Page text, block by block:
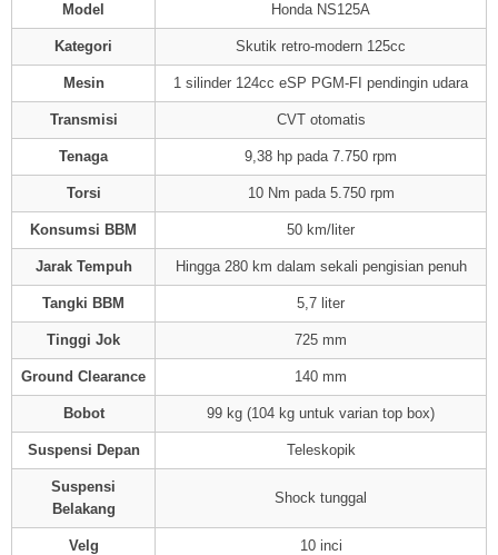
Model Honda NS125A
Kategori Skutik retro-modern 125cc
Mesin 1 silinder 124cc eSP PGM-FI pendingin udara
Transmisi CVT otomatis
Tenaga 9,38 hp pada 7.750 rpm
Torsi 10 Nm pada 5.750 rpm
Konsumsi BBM 50 km/liter
Jarak Tempuh Hingga 280 km dalam sekali pengisian penuh
Tangki BBM 5,7 liter
Tinggi Jok 725 mm
Ground Clearance 140 mm
Bobot 99 kg (104 kg untuk varian top box)
Suspensi Depan Teleskopik
Suspensi
Belakang
Shock tunggal
Velg 10 inci